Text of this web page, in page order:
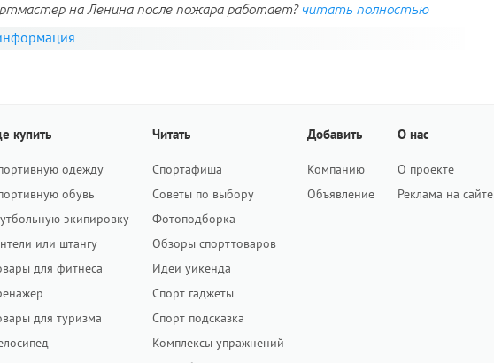
на Ленина после пожара работает? читать полностью
купить
одежду
обувь
экипировку
или штангу
для фитнеса
для туризма
Читать
Спортафиша
Советы по выбору
Фотоподборка
Обзоры спорттоваров
Идеи уикенда
Спорт гаджеты
Спорт подсказка
Комплексы упражнений
Добавить
Компанию
Объявление
О нас
О проекте
Реклама на сайте